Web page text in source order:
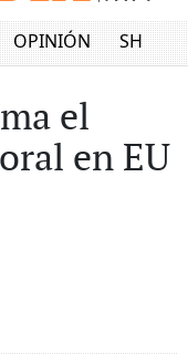
OPINIÓN SHOW
el
en EU